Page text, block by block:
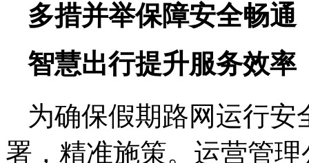
多措并举保障安全畅通
智慧出行提升服务效率
为确保假期路网运行
署，精准施策。运营管